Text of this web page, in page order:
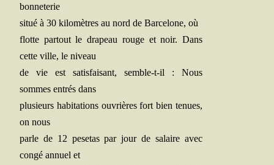
bonneterie
situé à 30 kilo­mètres au nord de Bar­ce­lone, où
flotte par­tout le dra­peau rouge et noir. Dans
cette ville, le niveau
de vie est satis­fai­sant, semble-t-il : Nous
sommes entrés dans
plu­sieurs habi­ta­tions ouvrières fort bien tenues,
on nous
parle de 12 pese­tas par jour de salaire avec
congé annuel et